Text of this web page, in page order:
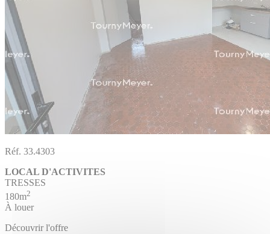
Réf. 33.4303
LOCAL D'ACTIVITES
TRESSES
180m2
À louer
Découvrir l'offre